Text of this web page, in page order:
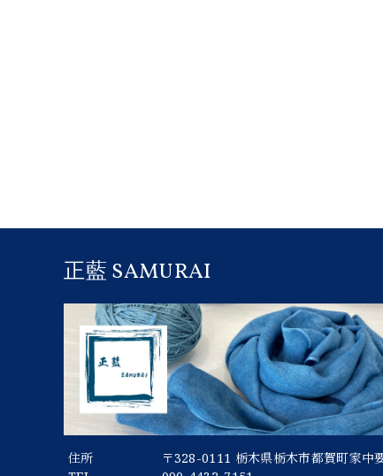
正藍 SAMURAI
住所
〒328-0111 栃木県栃木市都賀町家中